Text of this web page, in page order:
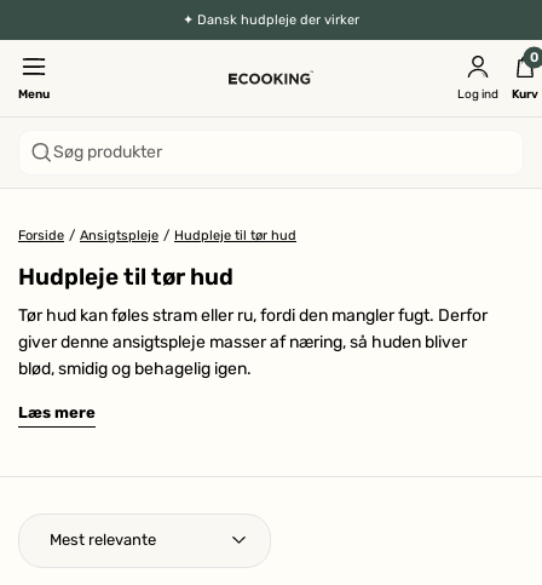
✦ Dansk hudpleje der virker
Menu Log ind
0
Kurv
Søg produkter
Forside / Ansigtspleje / Hudpleje til tør hud
Hudpleje til tør hud
Tør hud kan føles stram eller ru, fordi den mangler fugt. Derfor
giver denne ansigtspleje masser af næring, så huden bliver
blød, smidig og behagelig igen.
Læs mere